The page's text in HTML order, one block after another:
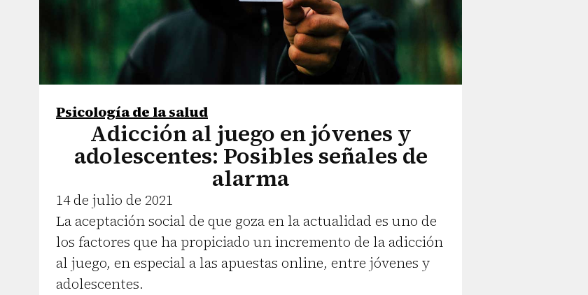
Psicología de la salud
Adicción al juego en jóvenes y
adolescentes: Posibles señales de
alarma
14 de julio de 2021
La aceptación social de que goza en la actualidad es uno de
los factores que ha propiciado un incremento de la adicción
al juego, en especial a las apuestas online, entre jóvenes y
adolescentes.